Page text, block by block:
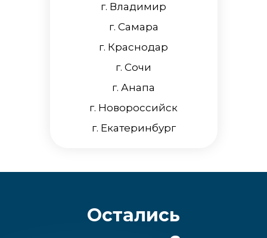
г. Владимир
г. Самара
г. Краснодар
г. Сочи
г. Анапа
г. Новороссийск
г. Екатеринбург
Остались